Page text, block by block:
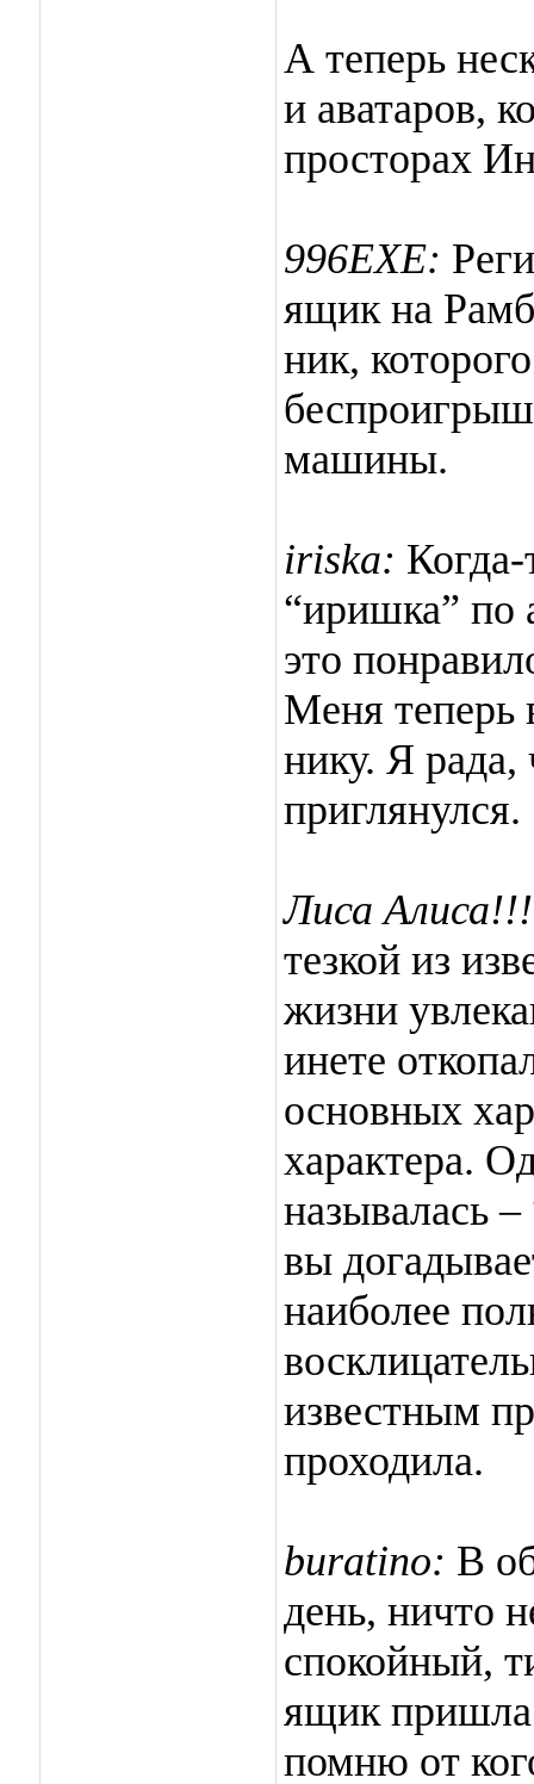
А теперь
и аватаров,
просторах
996EXE:
ящик на
ник,
машины.
iriska:
“иришка” по
это
Меня теперь
нику. Я
приглянулся.
Лиса
тезкой из
жизни
инете
основных
характера.
называлась
вы
наиболее
известным
проходила.
buratino: В
день, ничто
спокойный,
ящик
помню от